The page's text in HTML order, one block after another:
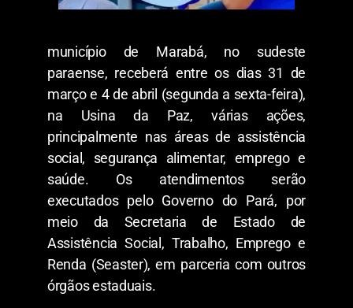
município de Marabá, no sudeste
paraense, receberá entre os dias 31 de
março e 4 de abril (segunda a sexta-feira),
na Usina da Paz, várias ações,
principalmente nas áreas de assistência
social, segurança alimentar, emprego e
saúde. Os atendimentos serão
executados pelo Governo do Pará, por
meio da Secretaria de Estado de
Assistência Social, Trabalho, Emprego e
Renda (Seaster), em parceria com outros
órgãos estaduais.